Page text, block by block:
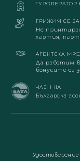
ТУРОПЕРАТОР
ГРИЖИМ СЕ
Не
хартия,
АГЕНТСКА
Да работим
бонусите са
ЧЛЕН НА
Българска